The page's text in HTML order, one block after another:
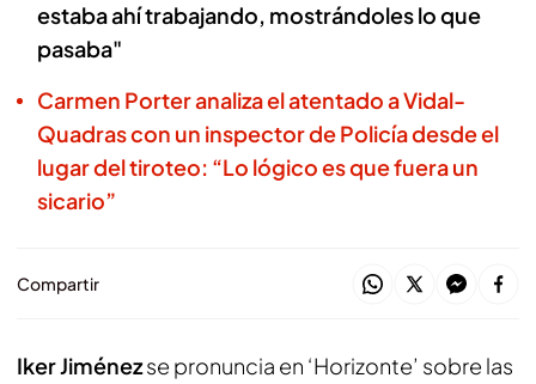
estaba ahí trabajando, mostrándoles lo que
pasaba"
Carmen Porter analiza el atentado a Vidal-
Quadras con un inspector de Policía desde el
lugar del tiroteo: “Lo lógico es que fuera un
sicario”
Compartir
Iker Jiménezse pronuncia en ‘Horizonte’ sobre las